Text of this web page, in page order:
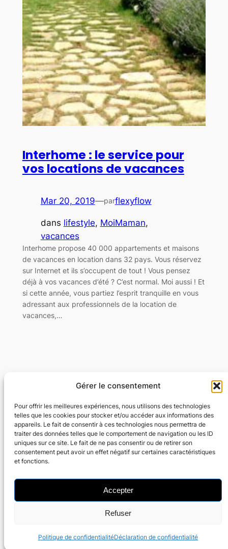
Gérer le consentement
Pour offrir les meilleures expériences, nous utilisons des technologies
telles que les cookies pour stocker et/ou accéder aux informations des
appareils. Le fait de consentir à ces technologies nous permettra de
traiter des données telles que le comportement de navigation ou les ID
uniques sur ce site. Le fait de ne pas consentir ou de retirer son
consentement peut avoir un effet négatif sur certaines caractéristiques
et fonctions.
Accepter
Refuser
Politique de confidentialitéDéclaration de confidentialité
Interhome : le service pour
vos locations de vacances
Mar 20, 2019—parflexyflow
dans lifestyle, MoiMaman
vacances
Interhome propose 40 000 appartements et maisons
de vacances en location dans 32 pays. Vous réservez
sur Internet et ils s’occupent de tout ! Vous pensez
déjà à vos vacances d’été ? C’est normal. Moi aussi ! Et
si cette année, vous partiez l’esprit tranquille en vous
adressant aux professionnels de la location de
vacances,…
Flexyflow · Community Management · Social
Ads · Content · Web
Community Management · Social Ads · Content · Web
Parking à Forest National